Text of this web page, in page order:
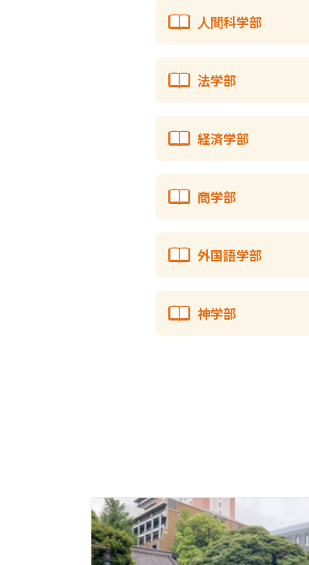
人間科学部
法学部
経済学部
商学部
外国語学部
神学部